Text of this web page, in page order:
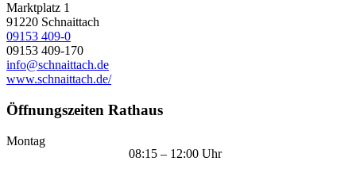
Marktplatz 1
91220 Schnaittach
09153 409-0
09153 409-170
info@schnaittach.de
www.schnaittach.de/
Öffnungszeiten Rathaus
Montag
08:15 – 12:00 Uhr